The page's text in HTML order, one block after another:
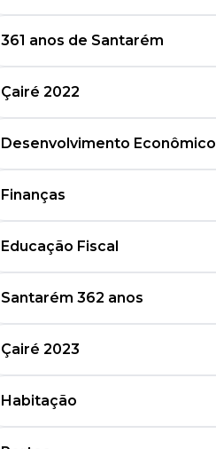
361 anos de Santarém
Çairé 2022
Desenvolvimento Econômico
Finanças
Educação Fiscal
Santarém 362 anos
Çairé 2023
Habitação